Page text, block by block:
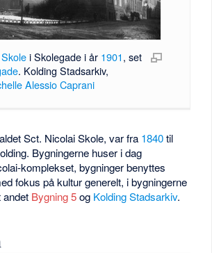
i Skolegade i år 1901, set
. Kolding Stadsarkiv,
Alessio Caprani
Sct. Nicolai Skole, var fra 1840til
Bygningerne huser i dag
komplekset, bygninger benyttes
fokus på kultur generelt, i bygningerne
andet Bygning 5og Kolding Stadsarkiv.